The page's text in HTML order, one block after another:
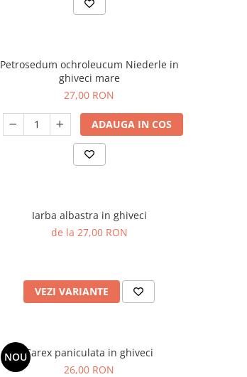
Petrosedum ochroleucum Niederle in
ghiveci mare
27,00 RON
ADAUGA IN COS
Iarba albastra in ghiveci
de la 27,00 RON
VEZI VARIANTE
NOUCarex paniculata in ghiveci
26,00 RON